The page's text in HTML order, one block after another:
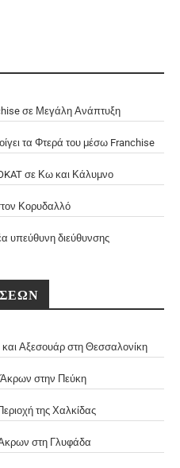
σε Μεγάλη Ανάπτυξη
τα Φτερά του μέσω Franchise
σε Κω και Κάλυμνο
Κορυδαλλό
υπεύθυνη διεύθυνσης
Αξεσουάρ στη Θεσσαλονίκη
Άκρων στην Πεύκη
της Χαλκίδας
Άκρων στη Γλυφάδα